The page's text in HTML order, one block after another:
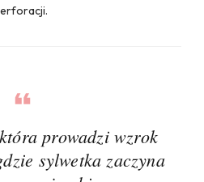
prowadzi wzrok
sylwetka zaczyna